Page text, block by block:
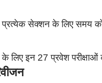
प्रत्येक सेक्शन के लिए समय
लिए इन 27 प्रवेश परीक्षाओं